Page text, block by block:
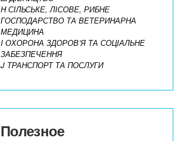
H СІЛЬСЬКЕ, ЛІСОВЕ, РИБНЕ
ГОСПОДАРСТВО ТА ВЕТЕРИНАРНА
МЕДИЦИНА
I ОХОРОНА ЗДОРОВ’Я ТА СОЦІАЛЬНЕ
ЗАБЕЗПЕЧЕННЯ
J ТРАНСПОРТ ТА ПОСЛУГИ
Полезное